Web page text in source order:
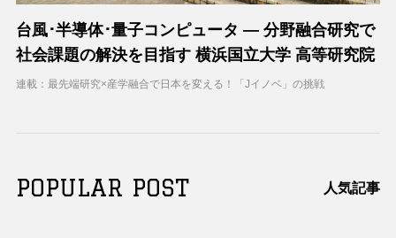
台風･半導体･量子コンピュータ ― 分野融合研究で
社会課題の解決を目指す 横浜国立大学 高等研究院
連載：最先端研究×産学融合で日本を変える！「Jイノベ」の挑戦
POPULAR POST 人気記事